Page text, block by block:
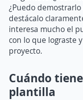
¿Puedo demostrarlo
destácalo
interesa mucho el
con lo que lograste
proyecto.
Cuándo
plantilla